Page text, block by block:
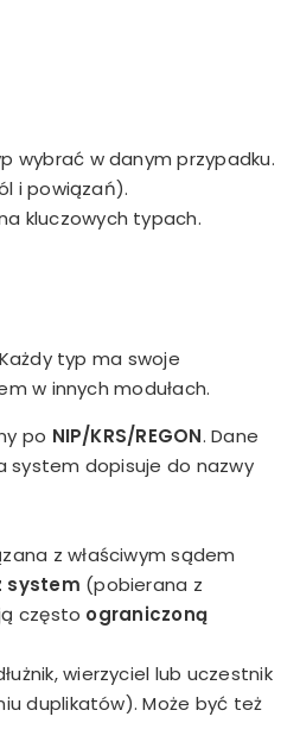
wybrać w danym przypadku.
i powiązań).
kluczowych typach.
typ ma swoje
w innych modułach.
po NIP/KRS/REGON. Dane
system dopisuje do nazwy
z właściwym sądem
system (pobierana z
często ograniczoną
wierzyciel lub uczestnik
duplikatów). Może być też